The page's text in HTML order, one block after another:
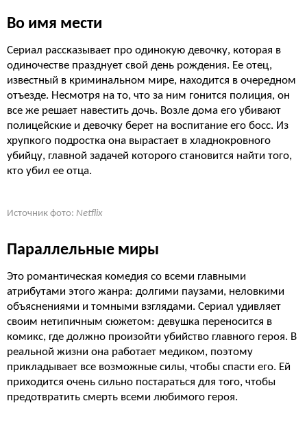
Во имя мести
Сериал рассказывает про одинокую девочку, которая в
одиночестве празднует свой день рождения. Ее отец,
известный в криминальном мире, находится в очередном
отъезде. Несмотря на то, что за ним гонится полиция, он
все же решает навестить дочь. Возле дома его убивают
полицейские и девочку берет на воспитание его босс. Из
хрупкого подростка она вырастает в хладнокровного
убийцу, главной задачей которого становится найти того,
кто убил ее отца.
Источник фото: Netflix
Параллельные миры
Это романтическая комедия со всеми главными
атрибутами этого жанра: долгими паузами, неловкими
объяснениями и томными взглядами. Сериал удивляет
своим нетипичным сюжетом: девушка переносится в
комикс, где должно произойти убийство главного героя. В
реальной жизни она работает медиком, поэтому
прикладывает все возможные силы, чтобы спасти его. Ей
приходится очень сильно постараться для того, чтобы
предотвратить смерть всеми любимого героя.